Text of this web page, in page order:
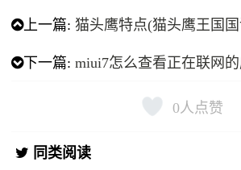
上一篇:猫头鹰特点(猫头鹰王国
下一篇:miui7怎么查看正在联网的
0人点赞
同类阅读